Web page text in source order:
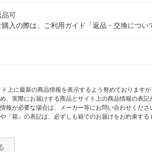
品可
購入の際は、ご利用ガイド「返品・交換につい
上に最新の商品情報を表示するよう努めております
、実際にお届けする商品とサイト上の商品情報の表
報が必要な場合は、メーカー等にお問い合わせくださ
「箱」の表記は、必ずしも箱でのお届けをお約束す